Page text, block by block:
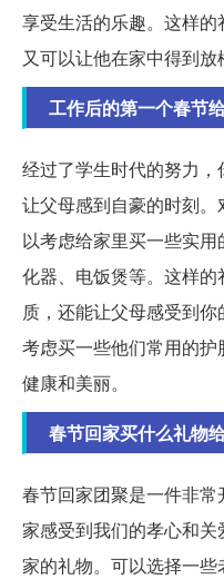
享受生活的乐趣。这样的
又可以让他在家中得到放
工作后的第一个春节
经过了学生时代的努力
让父母感到自豪的时刻
以考虑给家里买一些实
化器、电饭煲等。这样
质，还能让父母感受到
考虑买一些他们常用的
健康和美丽。
春节回家买什么礼物
春节回家团聚是一件非
家感受到我们的孝心和
家的礼物。可以选择一些